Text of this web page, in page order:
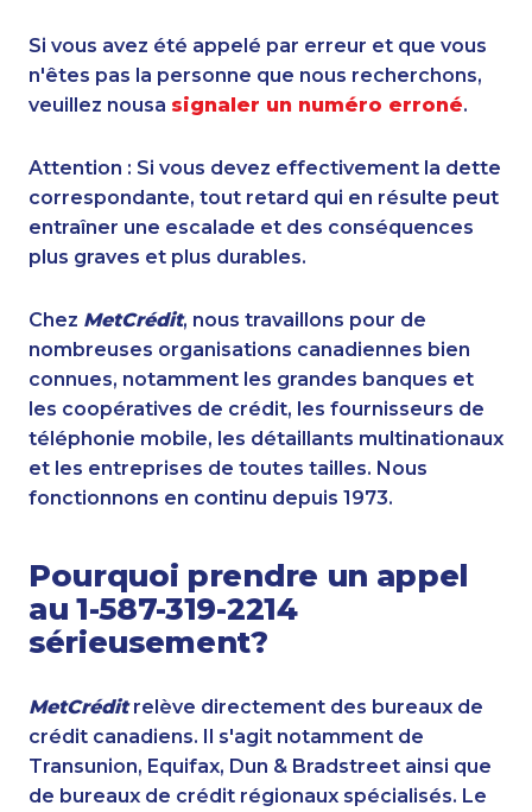
Si vous avez été appelé par erreur et que vous
n'êtes pas la personne que nous recherchons,
veuillez nousa signaler un numéro erroné.
Attention : Si vous devez effectivement la dette
correspondante, tout retard qui en résulte peut
entraîner une escalade et des conséquences
plus graves et plus durables.
Chez MetCrédit, nous travaillons pour de
nombreuses organisations canadiennes bien
connues, notamment les grandes banques et
les coopératives de crédit, les fournisseurs de
téléphonie mobile, les détaillants multinationaux
et les entreprises de toutes tailles. Nous
fonctionnons en continu depuis 1973.
Pourquoi prendre un appel
au 1-587-319-2214
sérieusement?
MetCréditrelève directement des bureaux de
crédit canadiens. Il s'agit notamment de
Transunion, Equifax, Dun & Bradstreet ainsi que
de bureaux de crédit régionaux spécialisés. Le